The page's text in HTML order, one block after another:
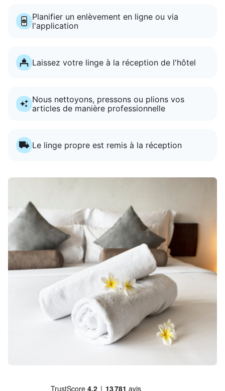
Planifier un enlèvement en ligne ou via
l'application
Laissez votre linge à la réception de l'hôtel
Nous nettoyons, pressons ou plions vos
articles de manière professionnelle
Le linge propre est remis à la réception